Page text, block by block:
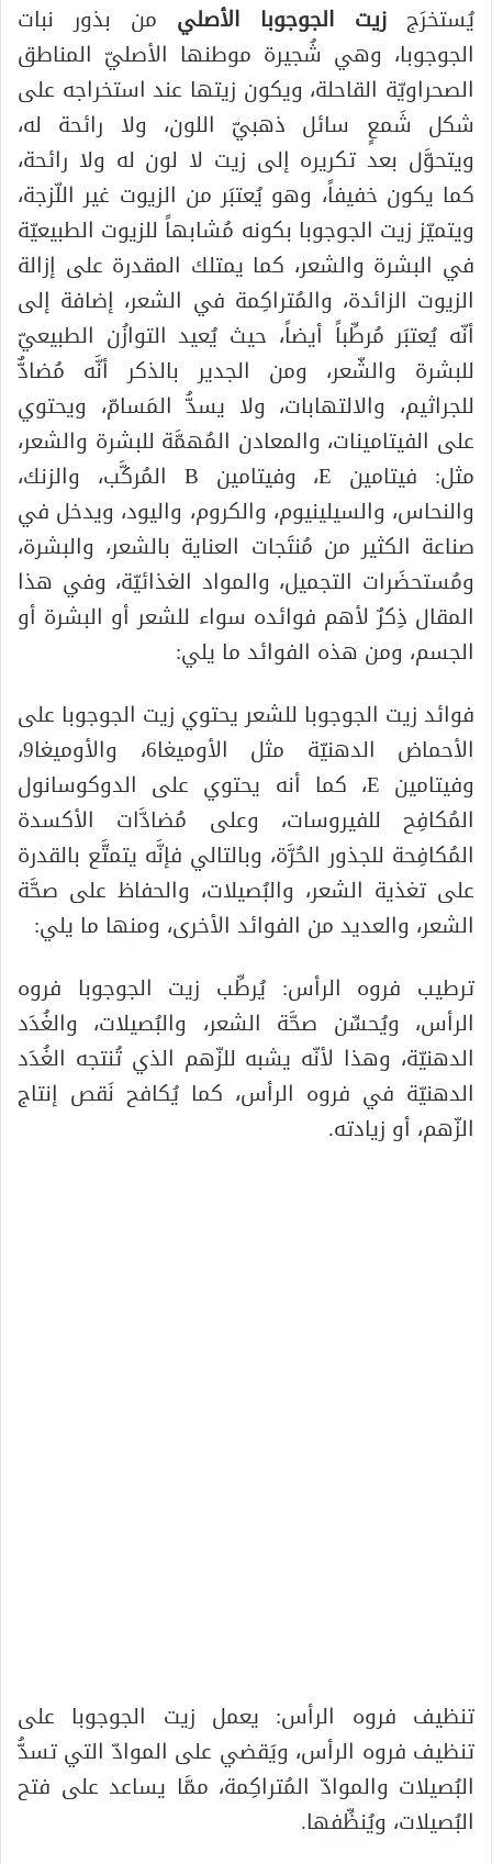
يُستخرَج زيت الجوجوبا الأصلي من بذور نبات
الجوجوبا، وهي شُجيرة موطنها الأصليّ المناطق
الصحراويّة القاحلة، ويكون زيتها عند استخراجه على
شكل شَمعٍ سائل ذهبيّ اللون، ولا رائحة له،
ويتحوَّل بعد تكريره إلى زيت لا لون له ولا رائحة،
كما يكون خفيفاً، وهو يُعتبَر من الزيوت غير اللّزجة،
ويتميّز زيت الجوجوبا بكونه مُشابهاً للزيوت الطبيعيّة
في البشرة والشعر، كما يمتلك المقدرة على إزالة
الزيوت الزائدة، والمُتراكِمة في الشعر، إضافة إلى
أنّه يُعتبَر مُرطِّباً أيضاً، حيث يُعيد التوازُن الطبيعيّ
للبشرة والشّعر، ومن الجدير بالذكر أنَّه مُضادٌّ
للجراثيم، والالتهابات، ولا يسدُّ المَسامّ، ويحتوي
على الفيتامينات، والمعادن المُهمَّة للبشرة والشعر،
مثل: فيتامين E، وفيتامين B المُركَّب، والزنك،
والنحاس، والسيلينيوم، والكروم، واليود، ويدخل في
صناعة الكثير من مُنتَجات العناية بالشعر، والبشرة،
ومُستحضَرات التجميل، والمواد الغذائيّة، وفي هذا
المقال ذِكرٌ لأهم فوائده سواء للشعر أو البشرة أو
الجسم، ومن هذه الفوائد ما يلي:
فوائد زيت الجوجوبا للشعر يحتوي زيت الجوجوبا على
الأحماض الدهنيّة مثل الأوميغا6، والأوميغا9،
وفيتامين E، كما أنه يحتوي على الدوكوسانول
المُكافِح للفيروسات، وعلى مُضادَّات الأكسدة
المُكافِحة للجذور الحُرَّة، وبالتالي فإنَّه يتمتَّع بالقدرة
على تغذية الشعر، والبُصيلات، والحفاظ على صحَّة
الشعر، والعديد من الفوائد الأخرى، ومنها ما يلي:
ترطيب فروه الرأس: يُرطِّب زيت الجوجوبا فروه
الرأس، ويُحسِّن صحَّة الشعر، والبُصيلات، والغُدَد
الدهنيّة، وهذا لأنّه يشبه للزّهم الذي تُنتجه الغُدَد
الدهنيّة في فروه الرأس، كما يُكافح نَقص إنتاج
الزّهم، أو زيادته.
تنظيف فروه الرأس: يعمل زيت الجوجوبا على
تنظيف فروه الرأس، ويَقضي على الموادّ التي تسدُّ
البُصيلات والموادّ المُتراكِمة، ممَّا يساعد على فتح
البُصيلات، ويُنظِّفها.